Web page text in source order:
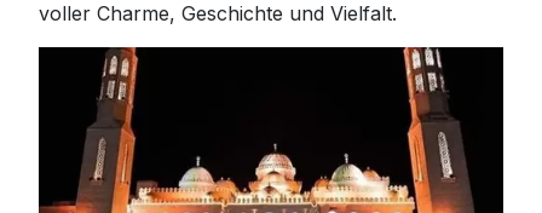
voller Charme, Geschichte und Vielfalt.